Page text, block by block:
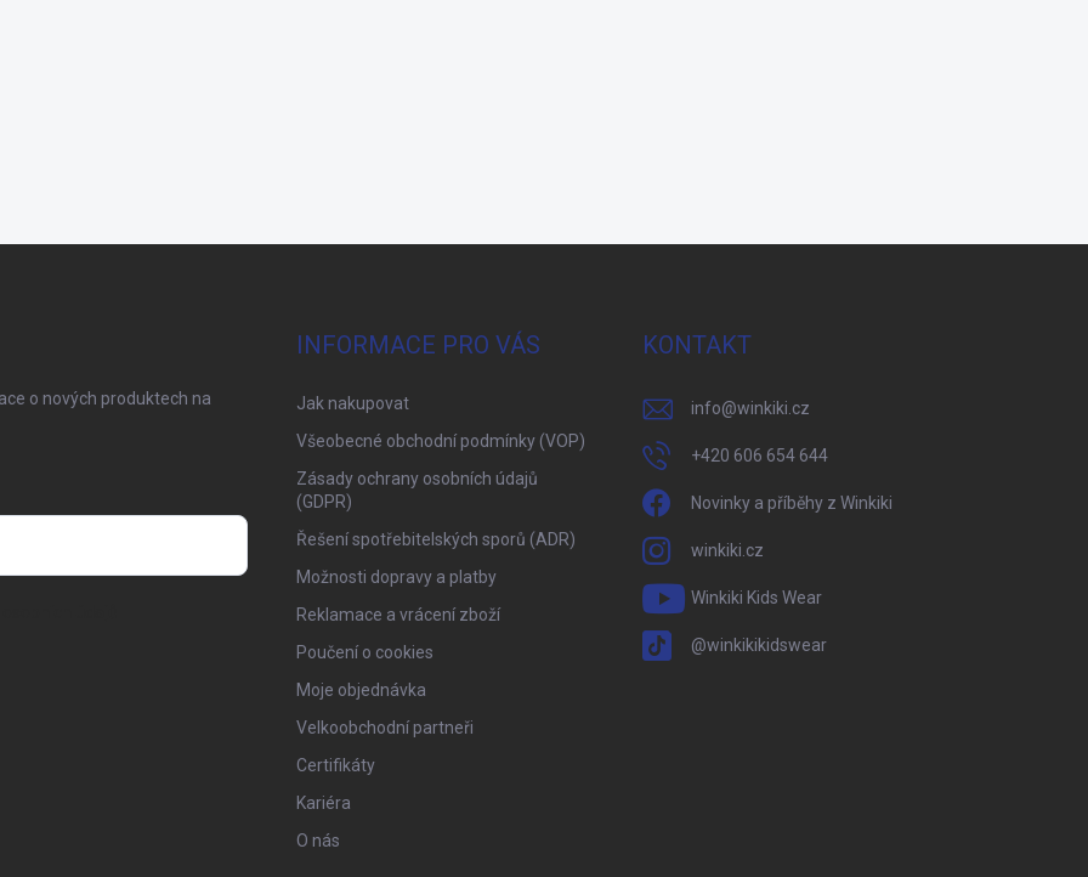
o nových produktech na
INFORMACE PRO VÁS
Jak nakupovat
Všeobecné obchodní podmínky (VOP)
Zásady ochrany osobních údajů
(GDPR)
Řešení spotřebitelských sporů (ADR)
Možnosti dopravy a platby
Reklamace a vrácení zboží
Poučení o cookies
Moje objednávka
Velkoobchodní partneři
Certifikáty
Kariéra
O nás
KONTAKT
info@winkiki.cz
+420 606 654 644
Novinky a příběhy z Winkiki
winkiki.cz
Winkiki Kids Wear
@winkikikidswear